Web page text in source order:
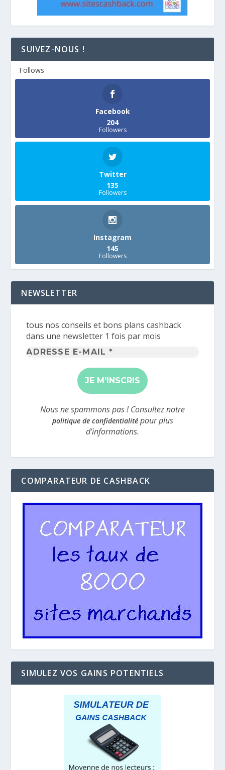
SUIVEZ-NOUS !
Follows
Facebook
204
Followers
Twitter
135
Followers
Instagram
145
Followers
NEWSLETTER
tous nos conseils et bons plans cashback
dans une newsletter 1 fois par mois
Adresse
mail
*
Nous ne spammons pas ! Consultez notre
politique de confidentialitépour plus
d’informations.
COMPARATEUR DE CASHBACK
SIMULEZ VOS GAINS POTENTIELS